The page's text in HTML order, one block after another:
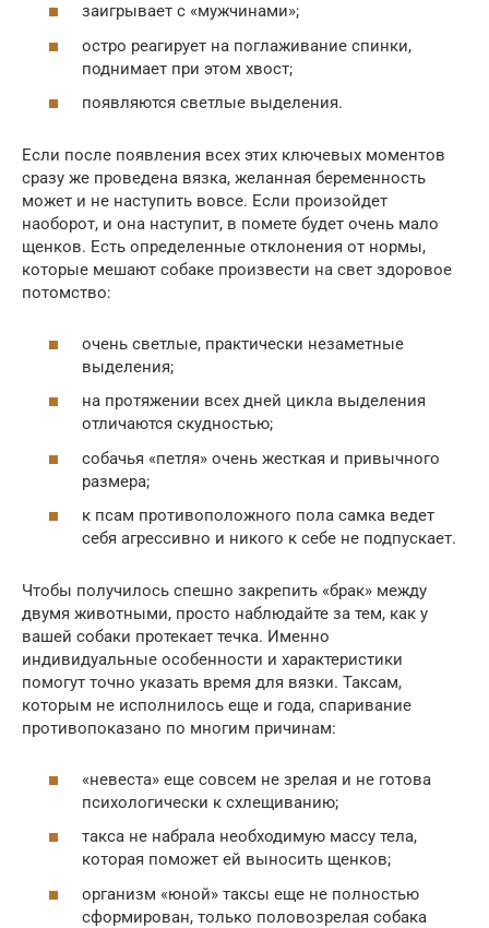
заигрывает с «мужчинами»;
остро реагирует на поглаживание спинки,
поднимает при этом хвост;
появляются светлые выделения.
Если после появления всех этих ключевых моментов
сразу же проведена вязка, желанная беременность
может и не наступить вовсе. Если произойдет
наоборот, и она наступит, в помете будет очень мало
щенков. Есть определенные отклонения от нормы,
которые мешают собаке произвести на свет здоровое
потомство:
очень светлые, практически незаметные
выделения;
на протяжении всех дней цикла выделения
отличаются скудностью;
собачья «петля» очень жесткая и привычного
размера;
к псам противоположного пола самка ведет
себя агрессивно и никого к себе не подпускает.
Чтобы получилось спешно закрепить «брак» между
двумя животными, просто наблюдайте за тем, как у
вашей собаки протекает течка. Именно
индивидуальные особенности и характеристики
помогут точно указать время для вязки. Таксам,
которым не исполнилось еще и года, спаривание
противопоказано по многим причинам:
«невеста» еще совсем не зрелая и не готова
психологически к схлещиванию;
такса не набрала необходимую массу тела,
которая поможет ей выносить щенков;
организм «юной» таксы еще не полностью
сформирован, только половозрелая собака